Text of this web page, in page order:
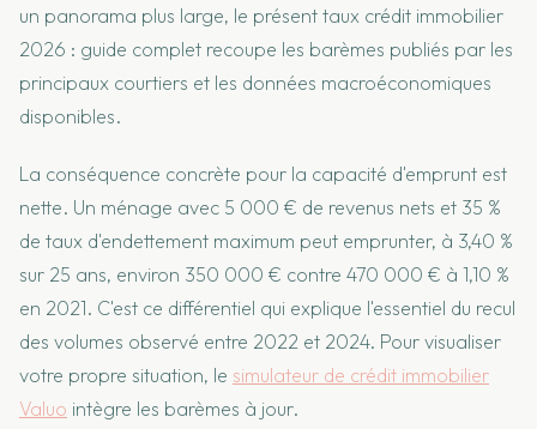
un panorama plus large, le présent taux crédit immobilier
2026 : guide complet recoupe les barèmes publiés par les
principaux courtiers et les données macroéconomiques
disponibles.
La conséquence concrète pour la capacité d'emprunt est
nette. Un ménage avec 5 000 € de revenus nets et 35 %
de taux d'endettement maximum peut emprunter, à 3,40 %
sur 25 ans, environ 350 000 € contre 470 000 € à 1,10 %
en 2021. C'est ce différentiel qui explique l'essentiel du recul
des volumes observé entre 2022 et 2024. Pour visualiser
votre propre situation, le simulateur de crédit immobilier
Valuo intègre les barèmes à jour.